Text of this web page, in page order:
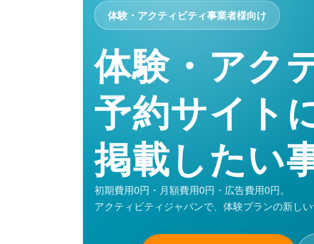
体験・アクティビティ事業者様向け
体験・アク
予約サイト
掲載したい
初期費用0円・月額費用0円・広告費用0円。
アクティビティジャパンで、体験プランの新し